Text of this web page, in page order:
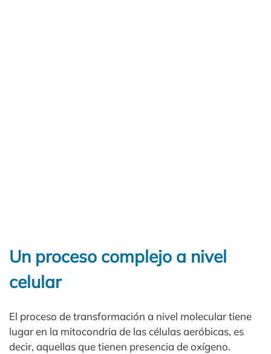
Un proceso complejo a nivel
celular
El proceso de transformación a nivel molecular tiene
lugar en la mitocondria de las células aeróbicas, es
decir, aquellas que tienen presencia de oxígeno.